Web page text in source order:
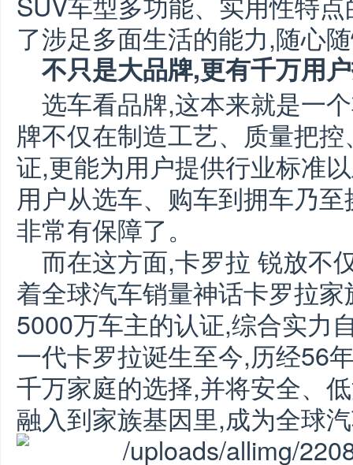
了涉足多面生活的能力,随心
不只是大品牌,更有千万用
选车看品牌,这本来就是一
牌不仅在制造工艺、质量把
证,更能为用户提供行业标准
用户从选车、购车到拥车乃
非常有保障了。
而在这方面,卡罗拉 锐放不
着全球汽车销量神话卡罗拉
5000万车主的认证,综合实力
一代卡罗拉诞生至今,历经56
千万家庭的选择,并将安全、
融入到家族基因里,成为全球